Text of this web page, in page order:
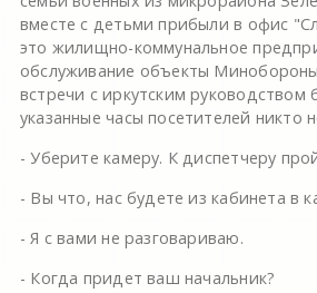
вместе с детьми прибыли в офис
это жилищно-коммунальное
обслуживание объекты
встречи с иркутским руководством
указанные часы посетителей никто
- Уберите камеру. К диспетчеру
- Вы что, нас будете из кабинета в
- Я с вами не разговариваю.
- Когда придет ваш начальник?